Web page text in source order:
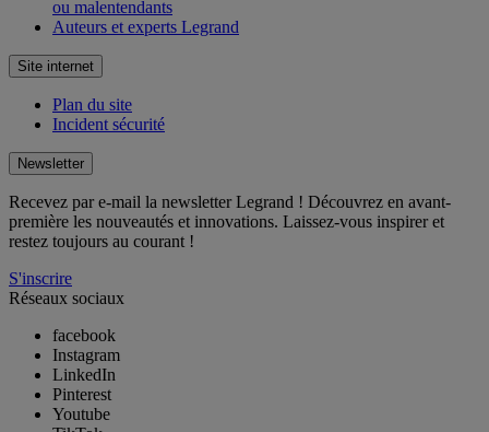
ou malentendants
Auteurs et experts Legrand
Site internet
Plan du site
Incident sécurité
Newsletter
Recevez par e-mail la newsletter Legrand ! Découvrez en avant-
première les nouveautés et innovations. Laissez-vous inspirer et
restez toujours au courant !
S'inscrire
Réseaux sociaux
facebook
Instagram
LinkedIn
Pinterest
Youtube